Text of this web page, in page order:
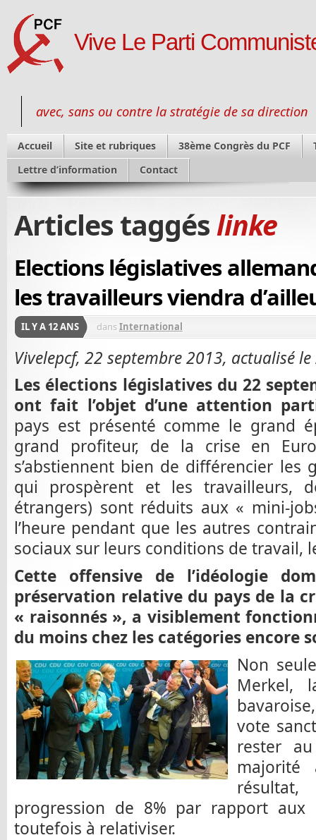
Vive Le Parti
avec, sans ou contre la stratégie de sa direction
Accueil Site et rubriques 38ème Congrès du PCF
Lettre d’information
Contact
Articles taggéslinke
Elections législatives
les travailleurs viendra
IL Y A 12 ANS dansInternational
Vivelepcf, 22 septembre 2013, actualisé le
Les élections législatives du 22
ont fait l’objet d’une attention
pays est présenté comme le grand
grand profiteur, de la crise en
s’abstiennent bien de différencier les
qui prospèrent et les travailleurs,
étrangers) sont réduits aux « mini-
l’heure pendant que les autres
sociaux sur leurs conditions de travail,
Cette offensive de l’idéologie
préservation relative du pays de la
« raisonnés », a visiblement
du moins chez les catégories encore
Non
Merkel,
vote
rester
majorité
progression de 8% par rapport
toutefois à relativiser.